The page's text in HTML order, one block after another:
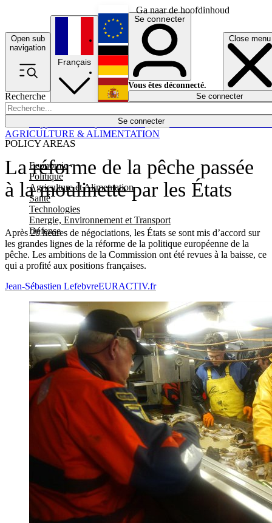
Ga naar de hoofdinhoud
Open sub
navigation
Close menu
Recherche
Se connecter
POLICY AREAS
Economie
Politique
Agriculture et Alimentation
Santé
Technologies
Energie, Environnement et Transport
Défense
Économie
Français
English
Deutsch
Español
Se connecter
Vous êtes déconnecté.
Se connecter
La réforme de la pêche passée
à la moulinette par les États
Après 20 heures de négociations, les États se sont mis d’accord sur
les grandes lignes de la réforme de la politique européenne de la
pêche. Les ambitions de la Commission ont été revues à la baisse, ce
qui a profité aux positions françaises.
AGRICULTURE & ALIMENTATION
Jean-Sébastien LefebvreEURACTIV.fr